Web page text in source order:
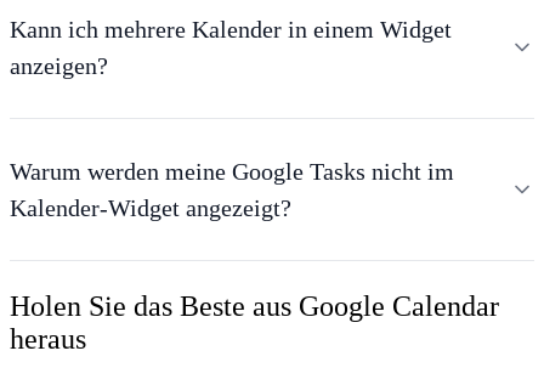
Kann ich mehrere Kalender in einem Widget
anzeigen?
Warum werden meine Google Tasks nicht im
Kalender-Widget angezeigt?
Holen Sie das Beste aus Google Calendar
heraus